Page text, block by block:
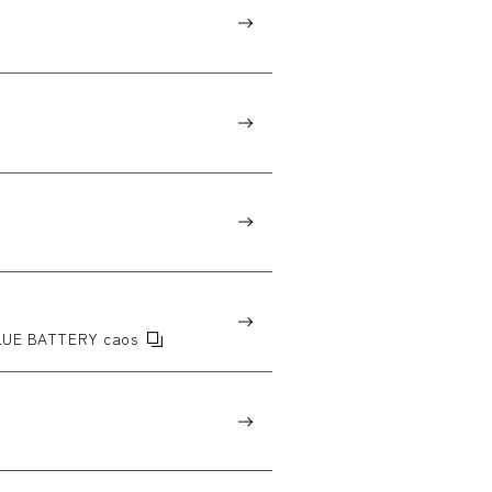
BATTERY caos